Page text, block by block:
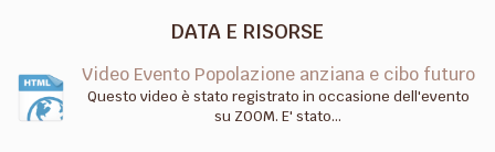
DATA E RISORSE
Video Evento Popolazione anziana e cibo futuro
Questo video è stato registrato in occasione dell'evento
su ZOOM. E' stato...